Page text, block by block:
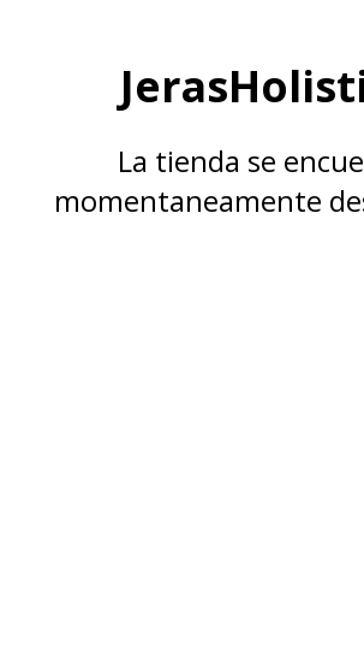
La tienda se
momentaneamente